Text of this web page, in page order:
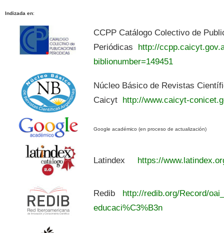
Indizada en:
CCPP Catálogo Colectivo de
Periódicas http://
biblionumber=149451
Núcleo Básico de Revistas
Caicyt http://www.caicyt-
Google académico (en proceso de actualización)
Latindex https://
Redib
http://redib.org/Record/
educaci%C3%B3n